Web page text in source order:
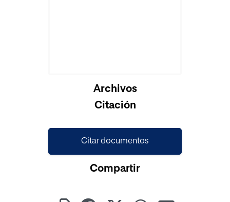
Archivos
Citación
Citar documentos
Compartir